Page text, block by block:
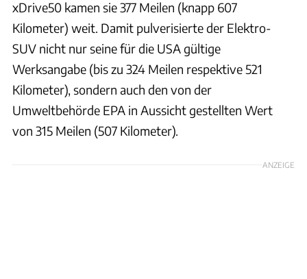
xDrive50 kamen sie 377 Meilen (knapp 607
Kilometer) weit. Damit pulverisierte der Elektro-
SUV nicht nur seine für die USA gültige
Werksangabe (bis zu 324 Meilen respektive 521
Kilometer), sondern auch den von der
Umweltbehörde EPA in Aussicht gestellten Wert
von 315 Meilen (507 Kilometer).
ANZEIGE